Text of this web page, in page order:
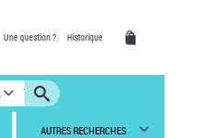
Une question ? Historique
AUTRES RECHERCHES